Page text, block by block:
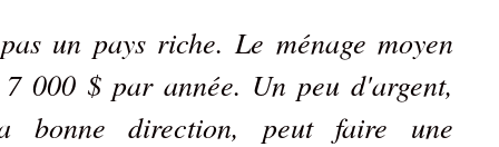
un pays riche. Le ménage moyen
000 $ par année. Un peu d'argent,
bonne direction, peut faire une